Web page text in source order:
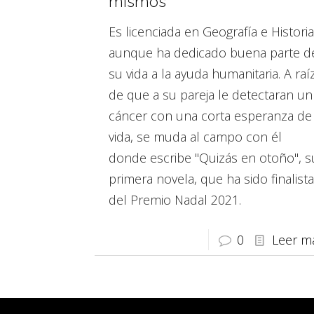
Es licenciada en Geografía e
aunque ha dedicado buena parte
su vida a la ayuda humanitaria. A
de que a su pareja le detectaran un
cáncer con una corta esperanza de
vida, se muda al campo con él
donde escribe "Quizás en otoño",
primera novela, que ha sido finalista
del Premio Nadal 2021.
0 Leer